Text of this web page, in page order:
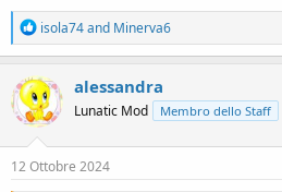
R
e
a
c
t
i
o
n
s
isola74and Minerva6
alessandra
Lunatic Mod Membro dello Staff
12 Ottobre 2024